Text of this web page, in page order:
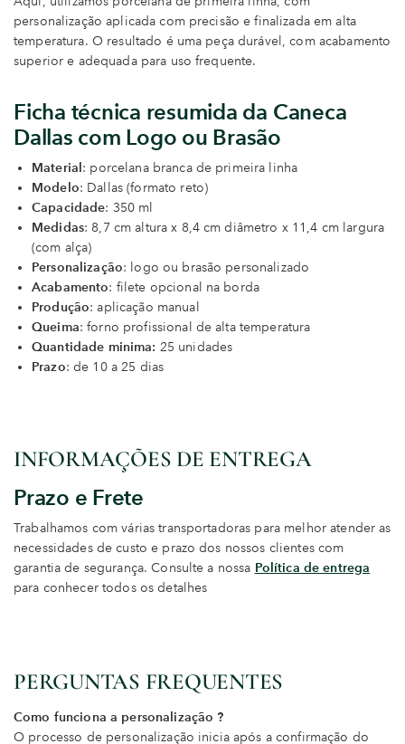
personalização aplicada com precisão e finalizada em alta
temperatura. O resultado é uma peça durável, com acabamento
superior e adequada para uso frequente.
Ficha técnica resumida da Caneca
Dallas com Logo ou Brasão
Material : porcelana branca de primeira linha
Modelo: Dallas (formato reto)
Capacidade: 350 ml
Medidas: 8,7 cm altura x 8,4 cm diâmetro x 11,4 cm largura
(com alça)
Personalização: logo ou brasão personalizado
Acabamento: filete opcional na borda
Produção: aplicação manual
Queima: forno profissional de alta temperatura
Quantidade minima: 25 unidades
Prazo: de 10 a 25 dias
INFORMAÇÕES DE ENTREGA
Prazo e Frete
Trabalhamos com várias transportadoras para melhor atender as
necessidades de custo e prazo dos nossos clientes com
garantia de segurança. Consulte a nossa Política de entrega
para conhecer todos os detalhes
PERGUNTAS FREQUENTES
Como funciona a personalização ?
O processo de personalização inicia após a confirmação do